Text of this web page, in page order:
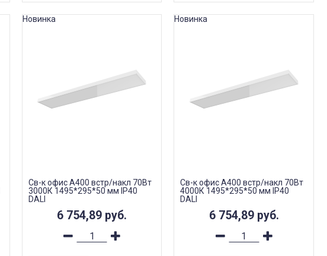
Св-к офис A400 встр/накл 70Вт
3000К 1495*295*50 мм IP40
DALI
6 754,89 руб.
Новинка
Св-к офис A400 встр/накл 70Вт
4000К 1495*295*50 мм IP40
DALI
6 754,89 руб.
Новинка